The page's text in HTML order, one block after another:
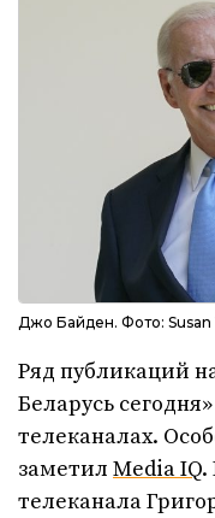
Джо Байден. Фото: Susan
Ряд публикаций
Беларусь
телеканалах.
заметил Media IQ.
телеканала